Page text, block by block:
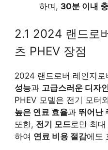
하며, 30분 이내
2.1 2024 랜드로
츠 PHEV 장점
2024 랜드로버 레인지로
성능과 고급스러운 디자인
PHEV 모델은 전기 모터
높은 연료 효율과 뛰어난
또한, 전기 모드로만 최대
하여 연료 비용 절감에도